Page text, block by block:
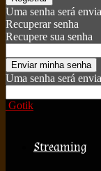
Uma senha será
Recuperar senha
Recupere sua senha
Uma senha será
Gotik
Streaming